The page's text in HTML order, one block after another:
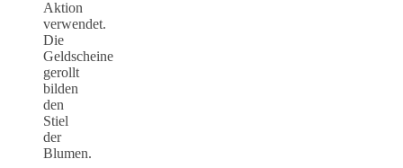
Aktion
verwendet.
Die
Geldscheine
gerollt
bilden
den
Stiel
der
Blumen.